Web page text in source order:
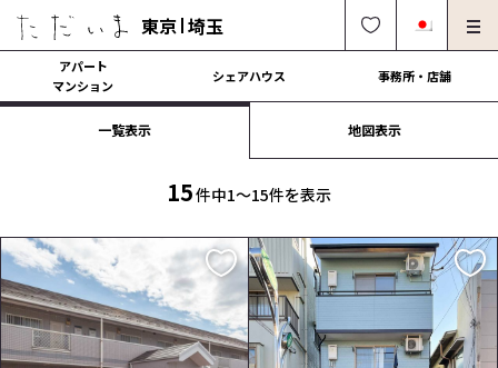
東京 埼玉
中文可 English OK 0120-249-900
オーナー様向け・管理募集
法人社宅でのご利用
契約の流れ
運営会社
アパート
マンション
シェアハウス 事務所・店舗
一覧表示 地図表示
15件中1〜15件を表示